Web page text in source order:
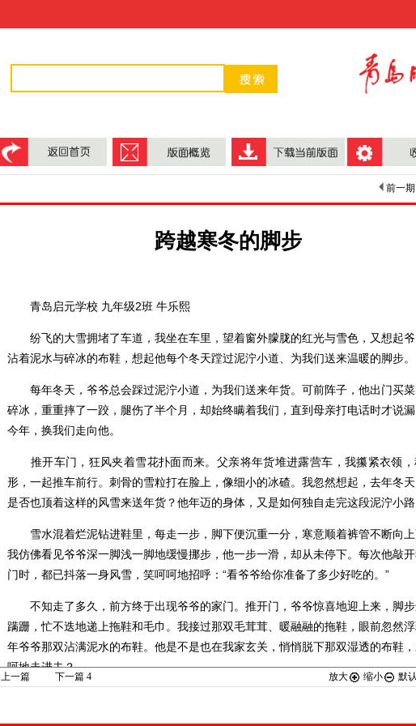
前一期
跨越寒冬的脚步
青岛启元学校 九年级2班 牛乐熙
纷飞的大雪拥堵了车道，我坐在车里，望着窗外朦胧的红光与雪色，又想起爷
沾着泥水与碎冰的布鞋，想起他每个冬天蹚过泥泞小道、为我们送来温暖的脚步。
每年冬天，爷爷总会踩过泥泞小道，为我们送来年货。可前阵子，他出门买菜
碎冰，重重摔了一跤，腿伤了半个月，却始终瞒着我们，直到母亲打电话时才说漏
今年，换我们走向他。
推开车门，狂风夹着雪花扑面而来。父亲将年货堆进露营车，我攥紧衣领，
形，一起推车前行。刺骨的雪粒打在脸上，像细小的冰碴。我忽然想起，去年冬
是否也顶着这样的风雪来送年货？他年迈的身体，又是如何独自走完这段泥泞小路
雪水混着烂泥钻进鞋里，每走一步，脚下便沉重一分，寒意顺着裤管不断向上
我仿佛看见爷爷深一脚浅一脚地缓慢挪步，他一步一滑，却从未停下。每次他敲
门时，都已抖落一身风雪，笑呵呵地招呼：“看爷爷给你准备了多少好吃的。”
不知走了多久，前方终于出现爷爷的家门。推开门，爷爷惊喜地迎上来，脚
蹒跚，忙不迭地递上拖鞋和毛巾。我接过那双毛茸茸、暖融融的拖鞋，眼前忽然
年爷爷那双沾满泥水的布鞋。他是不是也在我家玄关，悄悄脱下那双湿透的布鞋
呵地走进去？
上一篇 下一篇 4 放大 缩小 默认